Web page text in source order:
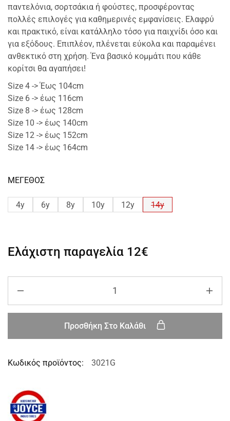
παντελόνια, σορτσάκια ή φούστες, προσφέροντας
πολλές επιλογές για καθημερινές εμφανίσεις. Ελαφρύ
και πρακτικό, είναι κατάλληλο τόσο για παιχνίδι όσο και
για εξόδους. Επιπλέον, πλένεται εύκολα και παραμένει
ανθεκτικό στη χρήση. Ένα βασικό κομμάτι που κάθε
κορίτσι θα αγαπήσει!
Size 4 -> Έως 104cm
Size 6 -> έως 116cm
Size 8 -> έως 128cm
Size 10 -> έως 140cm
Size 12 -> έως 152cm
Size 14 -> έως 164cm
ΜΕΓΕΘΟΣ
4y 6y 8y 10y 12y 14y
Ελάχιστη παραγελία 12€
Προσθήκη Στο Καλάθι
Κωδικός προϊόντος: 3021G